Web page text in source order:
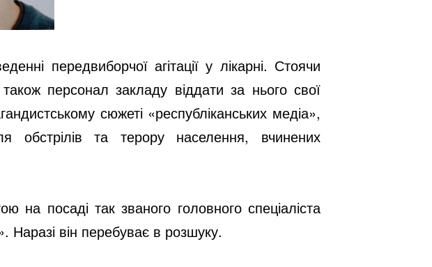
передвиборчої агітації у лікарні. Стоячи
персонал закладу віддати за нього свої
сюжеті «республіканських медіа»,
обстрілів та терору населення, вчинених
на посаді так званого головного спеціаліста
Наразі він перебуває в розшуку.